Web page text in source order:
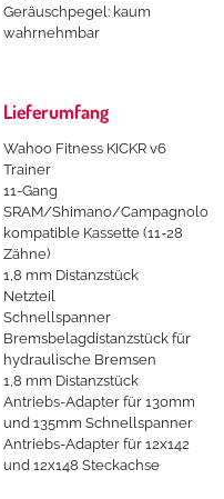
Geräuschpegel: kaum
wahrnehmbar
Lieferumfang
Wahoo Fitness KICKR v6
Trainer
11-Gang
SRAM/Shimano/Campagnolo
kompatible Kassette (11-28
Zähne)
1,8 mm Distanzstück
Netzteil
Schnellspanner
Bremsbelagdistanzstück für
hydraulische Bremsen
1,8 mm Distanzstück
Antriebs-Adapter für 130mm
und 135mm Schnellspanner
Antriebs-Adapter für 12x142
und 12x148 Steckachse